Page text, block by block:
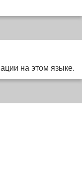
на этом языке.